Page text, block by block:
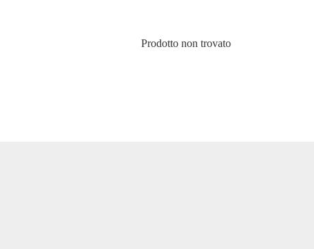
Prodotto non trovato